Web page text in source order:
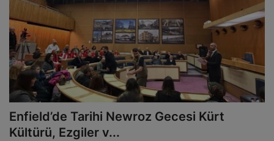
Enfield’de Tarihi Newroz Gecesi Kürt
Kültürü, Ezgiler v...